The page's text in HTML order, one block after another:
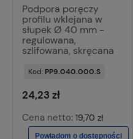
Podpora poręczy
profilu wklejana w
słupek Ø 40 mm -
regulowana,
szlifowana, skręcana
Kod: PP9.040.000.S
24,23 zł
Cena netto: 19,70 zł
Powiadom o dostępności